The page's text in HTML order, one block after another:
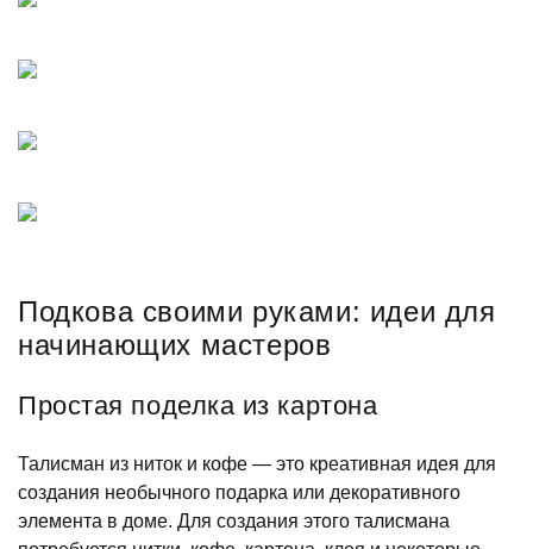
Подкова своими руками: идеи для
начинающих мастеров
Простая поделка из картона
Талисман из ниток и кофе — это креативная идея для
создания необычного подарка или декоративного
элемента в доме. Для создания этого талисмана